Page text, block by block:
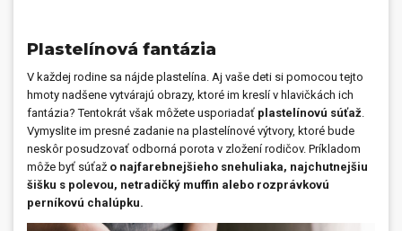
Plastelínová fantázia
V každej rodine sa nájde plastelína. Aj vaše deti si pomocou tejto
hmoty nadšene vytvárajú obrazy, ktoré im kreslí v hlavičkách ich
fantázia? Tentokrát však môžete usporiadať plastelínovú súťaž
Vymyslite im presné zadanie na plastelínové výtvory, ktoré bude
neskôr posudzovať odborná porota v zložení rodičov. Príkladom
môže byť súťaž o najfarebnejšieho snehuliaka, najchutnejšiu
šišku s polevou, netradičký muffin alebo rozprávkovú
perníkovú chalúpku.